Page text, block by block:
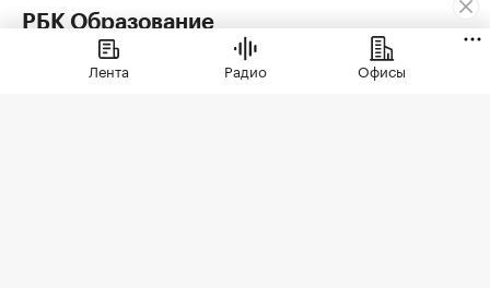
РБК Образование
Мир не будет прежним: как перестать выживать и
настроить себя на развитие
Лента Радио Офисы